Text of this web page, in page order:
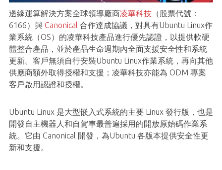
邊緣運算解決方案全球領導廠商凌華科技（股票代號：
6166）與 Canonical 合作達成協議，對具有Ubuntu Linux作
業系統（OS）的凌華科技產品進行優先認證，以提供軟硬
體整合產品，並於產品生命週期內全面支援安全性和系統
更新。客戶無須自行安裝Ubuntu Linux作業系統，再向其他
供應商額外取得授權和支援；凌華科技亦能為 ODM 專案
客戶啟用認證和授權。
Ubuntu Linux 是大型嵌入式系統的主要 Linux 發行版，也是
開發自主機器人和自駕車最普遍採用的開放原始碼作業系
統。它由 Canonical 開發，為Ubuntu 各版本提供安全性更
新和支援。